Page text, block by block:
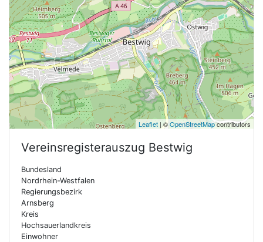
Leaflet| ©OpenStreetMapcontributors
Vereinsregisterauszug Bestwig
Bundesland
Nordrhein-Westfalen
Regierungsbezirk
Arnsberg
Kreis
Hochsauerlandkreis
Einwohner